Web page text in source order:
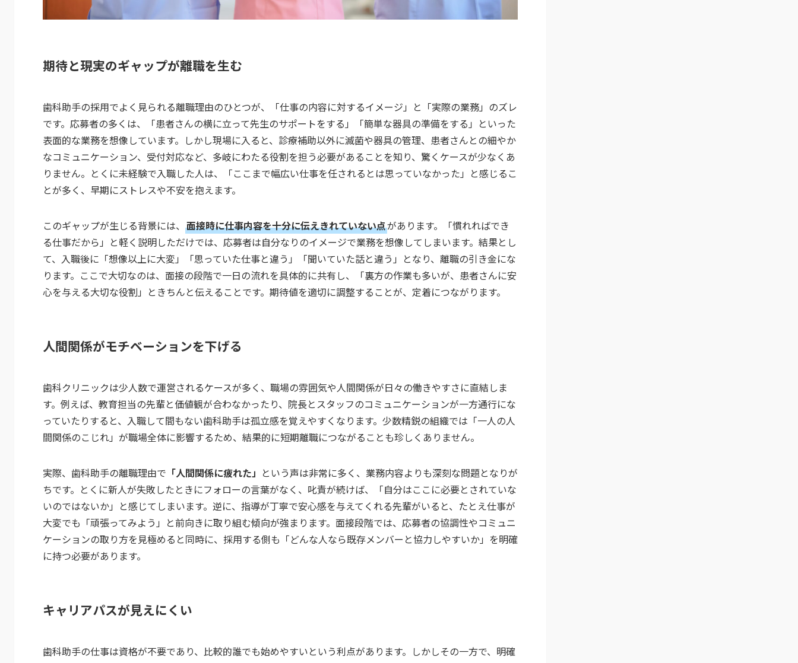
期待と現実のギャップが離職を生む
歯科助手の採用でよく見られる離職理由のひとつが、「仕事の内容に対するイメージ」と「実際の業務」のズレ
です。応募者の多くは、「患者さんの横に立って先生のサポートをする」「簡単な器具の準備をする」といった
表面的な業務を想像しています。しかし現場に入ると、診療補助以外に滅菌や器具の管理、患者さんとの細やか
なコミュニケーション、受付対応など、多岐にわたる役割を担う必要があることを知り、驚くケースが少なくあ
りません。とくに未経験で入職した人は、「ここまで幅広い仕事を任されるとは思っていなかった」と感じるこ
とが多く、早期にストレスや不安を抱えます。
このギャップが生じる背景には、 面接時に仕事内容を十分に伝えきれていない点があります。「慣れればでき
る仕事だから」と軽く説明しただけでは、応募者は自分なりのイメージで業務を想像してしまいます。結果とし
て、入職後に「想像以上に大変」「思っていた仕事と違う」「聞いていた話と違う」となり、離職の引き金にな
ります。ここで大切なのは、面接の段階で一日の流れを具体的に共有し、「裏方の作業も多いが、患者さんに安
心を与える大切な役割」ときちんと伝えることです。期待値を適切に調整することが、定着につながります。
人間関係がモチベーションを下げる
歯科クリニックは少人数で運営されるケースが多く、職場の雰囲気や人間関係が日々の働きやすさに直結しま
す。例えば、教育担当の先輩と価値観が合わなかったり、院長とスタッフのコミュニケーションが一方通行にな
っていたりすると、入職して間もない歯科助手は孤立感を覚えやすくなります。少数精鋭の組織では「一人の人
間関係のこじれ」が職場全体に影響するため、結果的に短期離職につながることも珍しくありません。
実際、歯科助手の離職理由で 「人間関係に疲れた」 という声は非常に多く、業務内容よりも深刻な問題となりが
ちです。とくに新人が失敗したときにフォローの言葉がなく、叱責が続けば、「自分はここに必要とされていな
いのではないか」と感じてしまいます。逆に、指導が丁寧で安心感を与えてくれる先輩がいると、たとえ仕事が
大変でも「頑張ってみよう」と前向きに取り組む傾向が強まります。面接段階では、応募者の協調性やコミュニ
ケーションの取り方を見極めると同時に、採用する側も「どんな人なら既存メンバーと協力しやすいか」を明確
に持つ必要があります。
キャリアパスが見えにくい
歯科助手の仕事は資格が不要であり、比較的誰でも始めやすいという利点があります。しかしその一方で、明確